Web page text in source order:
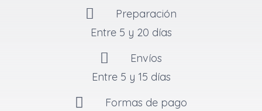
-
t
Preparación
Entre 5 y 20 días
Envíos
Entre 5 y 15 días
Formas de pago